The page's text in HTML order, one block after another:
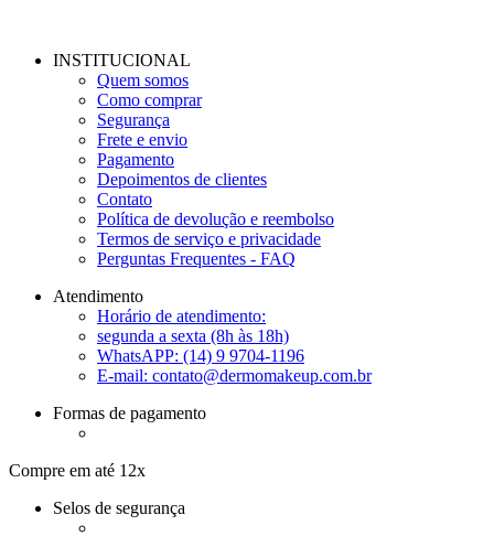
INSTITUCIONAL
Quem somos
Como comprar
Segurança
Frete e envio
Pagamento
Depoimentos de clientes
Contato
Política de devolução e reembolso
Termos de serviço e privacidade
Perguntas Frequentes - FAQ
Atendimento
Horário de atendimento:
segunda a sexta (8h às 18h)
WhatsAPP: (14) 9 9704-1196
E-mail: contato@dermomakeup.com.br
Formas de pagamento
Compre em até 12x
Selos de segurança